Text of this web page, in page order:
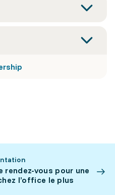
rendez-vous pour une
l’office le plus